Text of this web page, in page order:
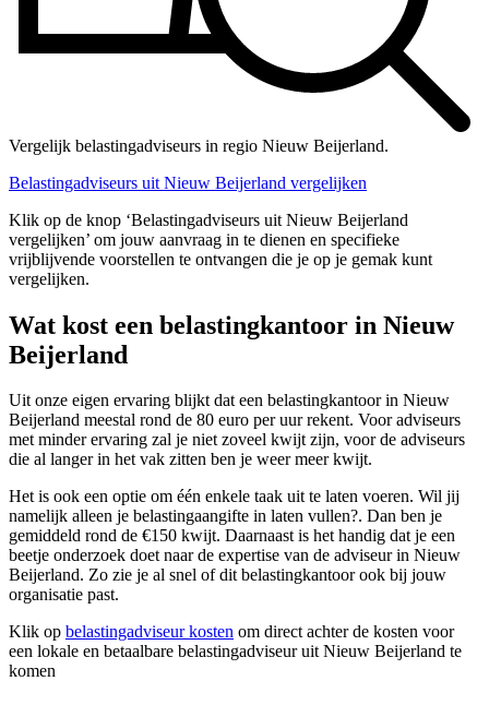
Vergelijk belastingadviseurs in regio Nieuw Beijerland.
Belastingadviseurs uit Nieuw Beijerland vergelijken
Klik op de knop ‘Belastingadviseurs uit Nieuw Beijerland
vergelijken’ om jouw aanvraag in te dienen en specifieke
vrijblijvende voorstellen te ontvangen die je op je gemak kunt
vergelijken.
Wat kost een belastingkantoor in Nieuw
Beijerland
Uit onze eigen ervaring blijkt dat een belastingkantoor in Nieuw
Beijerland meestal rond de 80 euro per uur rekent. Voor adviseurs
met minder ervaring zal je niet zoveel kwijt zijn, voor de adviseurs
die al langer in het vak zitten ben je weer meer kwijt.
Het is ook een optie om één enkele taak uit te laten voeren. Wil jij
namelijk alleen je belastingaangifte in laten vullen?. Dan ben je
gemiddeld rond de €150 kwijt. Daarnaast is het handig dat je een
beetje onderzoek doet naar de expertise van de adviseur in Nieuw
Beijerland. Zo zie je al snel of dit belastingkantoor ook bij jouw
organisatie past.
Klik op belastingadviseur kosten om direct achter de kosten voor
een lokale en betaalbare belastingadviseur uit Nieuw Beijerland te
komen